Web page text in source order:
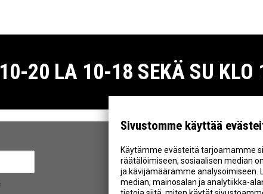
Sivustomme käyttää
Käytämme evästeitä tarjoamamme
räätälöimiseen, sosiaalisen median
ja kävijämäärämme analysoimiseen.
median, mainosalan ja analytiikka-
20 LA 10-18 SEKÄ SU
SEURAA MEITÄ